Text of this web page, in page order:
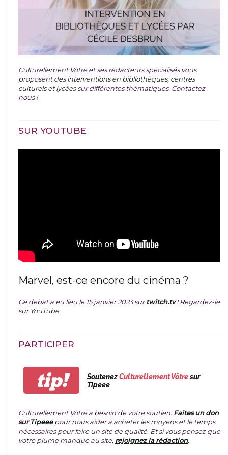
Culturellement Vôtre et ses rédacteurs spécialisés vous
proposent desinterventions en bibliothèques, centres
culturels et lycéessur différentes thématiques. Contactez-
nous !
SUR YOUTUBE
Marvel, est-ce encore du cinéma ?
Ce débat a eu lieu le 15 janvier 2023 surtwitch.tv ! Regardez-le
surYouTube.
PARTICIPER
tip! SoutenezCulturellement Vôtresur
Tipeee
Culturellement Vôtre a besoin de votre soutien. Faites un don
surTipeeepour nous aider à acheter les moyens et le temps
nécessaires pour faire un site de qualité. Et si vous pensez que
votre plume manque au site, rejoignez la rédaction.